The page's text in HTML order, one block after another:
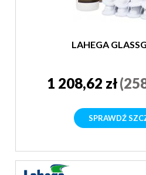
LAHEGA
1 208,62 zł
SPRAWDŹ